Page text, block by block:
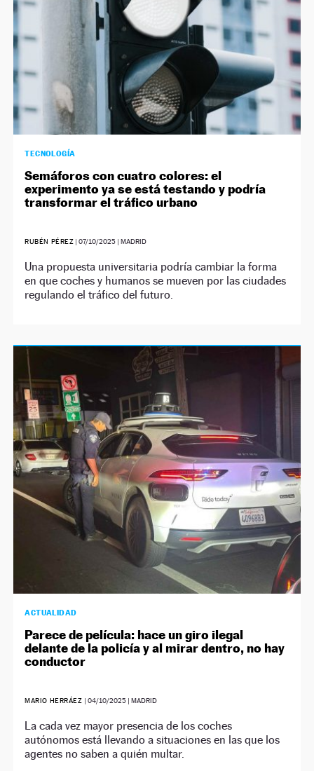
TECNOLOGÍA
Semáforos con cuatro colores: el
experimento ya se está testando y podría
transformar el tráfico urbano
RUBÉN PÉREZ |07/10/2025 | MADRID
Una propuesta universitaria podría cambiar la forma
en que coches y humanos se mueven por las ciudades
regulando el tráfico del futuro.
ACTUALIDAD
Parece de película: hace un giro ilegal
delante de la policía y al mirar dentro, no hay
conductor
MARIO HERRÁEZ | 04/10/2025| MADRID
La cada vez mayor presencia de los coches
autónomos está llevando a situaciones en las que los
agentes no saben a quién multar.